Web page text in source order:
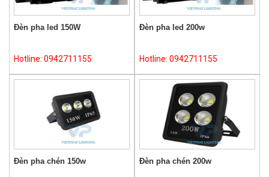
Đèn pha led 150W
Hotline: 0942711155
Đèn pha led 200w
Hotline: 0942711155
Đèn pha chén 150w Đèn pha chén 200w